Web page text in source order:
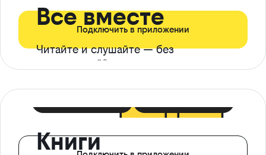
Все вместе
Читайте и слушайте — без
ограничений*
Подключить в приложении
Книги